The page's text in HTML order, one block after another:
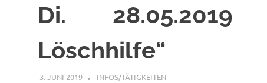
Di. 28.05.2019
Löschhilfe“
3. JUNI 2019 RAINER SCHUCHTER
INFOS/TÄTIGKEITEN